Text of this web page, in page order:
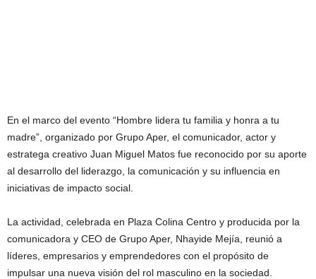
En el marco del evento “Hombre lidera tu familia y honra a tu
madre”, organizado por Grupo Aper, el comunicador, actor y
estratega creativo Juan Miguel Matos fue reconocido por su aporte
al desarrollo del liderazgo, la comunicación y su influencia en
iniciativas de impacto social.
La actividad, celebrada en Plaza Colina Centro y producida por la
comunicadora y CEO de Grupo Aper, Nhayide Mejía, reunió a
líderes, empresarios y emprendedores con el propósito de
impulsar una nueva visión del rol masculino en la sociedad.